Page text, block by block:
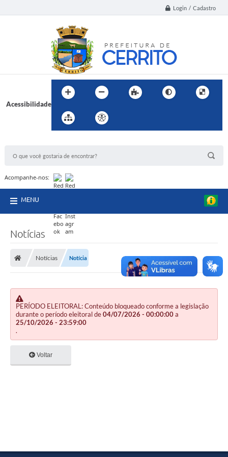
Login / Cadastro
Acessibilidade
Acompanhe-nos:
MENU
Notícias
Notícias Notícia
PERÍODO ELEITORAL: Conteúdo bloqueado conforme a legislação
durante o período eleitoral de04/07/2026 - 00:00:00a
25/10/2026 - 23:59:00
.
Voltar